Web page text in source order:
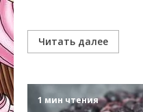
Читать далее
1 мин чтения